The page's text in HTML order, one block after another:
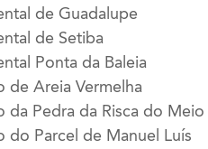
de Guadalupe
de Setiba
Ponta da Baleia
de Areia Vermelha
da Pedra da Risca do Meio
do Parcel de Manuel Luís